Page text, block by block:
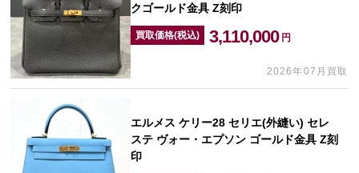
クゴールド金具 Z刻印
買取価格(税込) 3,110,000 円
2026年07月買取
エルメス ケリー28 セリエ(外縫い) セレ
ステ ヴォー・エプソン ゴールド金具 Z刻
印